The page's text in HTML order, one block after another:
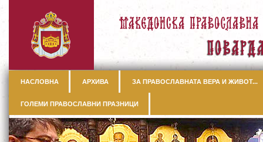
НАСЛОВНА АРХИВА ЗА ПРАВОСЛАВНАТА ВЕРА И ЖИВОТ...
ГОЛЕМИ ПРАВОСЛАВНИ ПРАЗНИЦИ